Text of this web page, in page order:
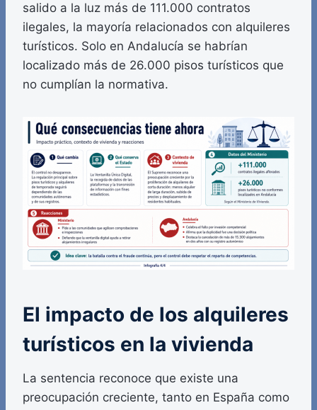
salido a la luz más de 111.000 contratos
ilegales, la mayoría relacionados con alquileres
turísticos. Solo en Andalucía se habrían
localizado más de 26.000 pisos turísticos que
no cumplían la normativa.
El impacto de los alquileres
turísticos en la vivienda
La sentencia reconoce que existe una
preocupación creciente, tanto en España como